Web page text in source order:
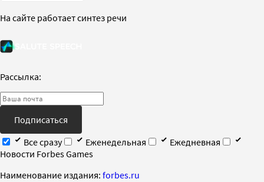
На сайте работает синтез речи
Рассылка:
Подписаться
Все сразу
Еженедельная
Ежедневная
Новости Forbes Games
Наименование издания: forbes.ru